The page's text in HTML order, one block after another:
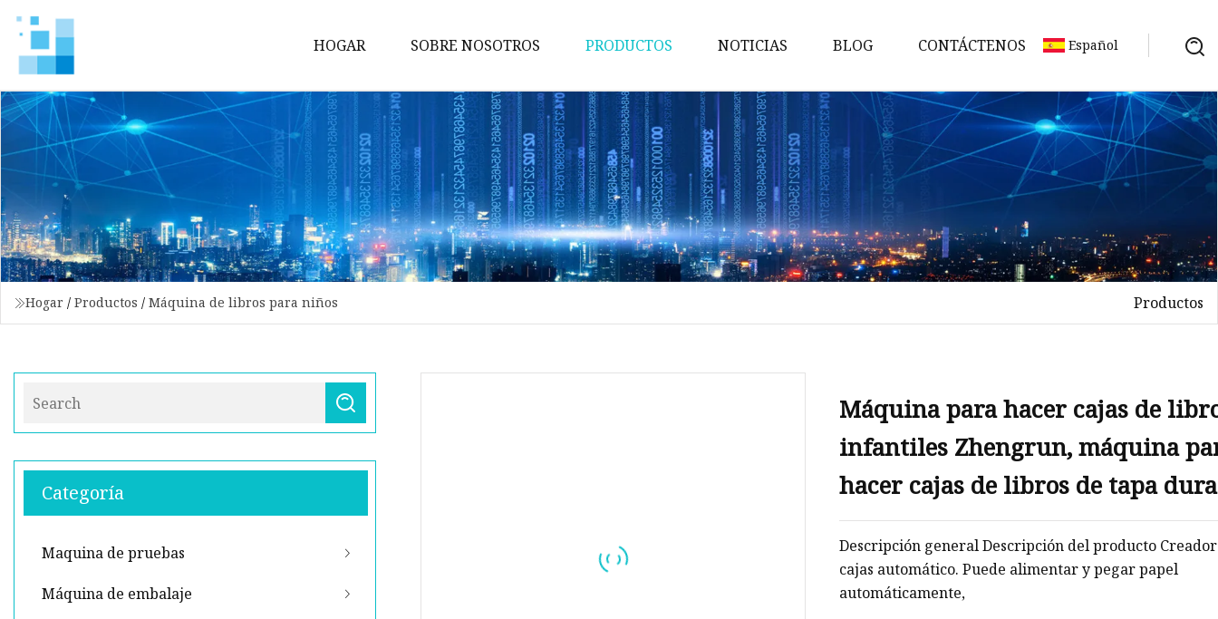
HOGAR SOBRE NOSOTROS PRODUCTOS
Maquina de pruebas
Máquina de embalaje
Maquina de cortar
Máquina bronceadora
Perforadora
Máquina transportadora
Máquina de libros para niños
NOTICIAS BLOG CONTÁCTENOS Español
Hogar / Productos / Máquina de libros para niños Productos
Categoría
Maquina de pruebas
Máquina de embalaje
Máquina para hacer cajas de
infantiles Zhengrun, máquina
hacer cajas de libros de tapa dura
Descripción general Descripción del producto
cajas automático. Puede alimentar y pegar papel
automáticamente,